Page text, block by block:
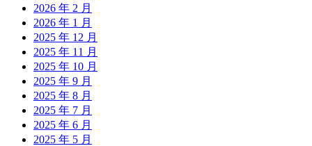
2026 年 2 月
2026 年 1 月
2025 年 12 月
2025 年 11 月
2025 年 10 月
2025 年 9 月
2025 年 8 月
2025 年 7 月
2025 年 6 月
2025 年 5 月